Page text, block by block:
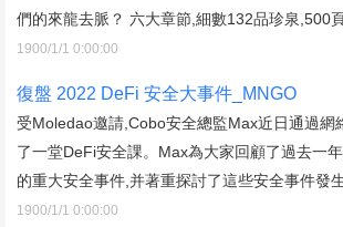
們的來龍去脈？ 六大章節,細數132品珍泉,500
1900/1/1 0:00:00
復盤 2022 DeFi 安全大事件_MNGO
受Moledao邀請,Cobo安全總監Max近日通過網
了一堂DeFi安全課。Max為大家回顧了過去一
的重大安全事件,并著重探討了這些安全事件發
1900/1/1 0:00:00